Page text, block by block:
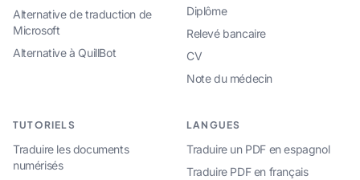
Alternative de traduction de
Microsoft
Alternative à QuillBot
Diplôme
Relevé bancaire
CV
Note du médecin
TUTORIELS
Traduire les documents
numérisés
LANGUES
Traduire un PDF en espagnol
Traduire PDF en français